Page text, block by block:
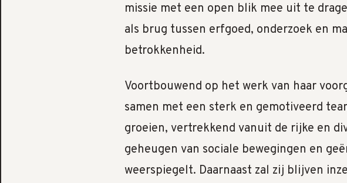
missie met een open blik mee uit te
als brug tussen erfgoed, onderzoek en
betrokkenheid.
Voortbouwend op het werk van haar
samen met een sterk en gemotiveerd
groeien, vertrekkend vanuit de rijke en
geheugen van sociale bewegingen en
weerspiegelt. Daarnaast zal zij blijven